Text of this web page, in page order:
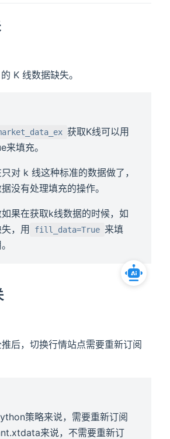
K 线数据缺失。
获取K线可以用
填充。
对 k 线这种标准的数据做了，
没有处理填充的操作。
果在获取k线数据的时候，如
，用
fill_data=True 来填
后，切换行情站点需要重新订阅
策略来说，需要重新订阅
来说，不需要重新订